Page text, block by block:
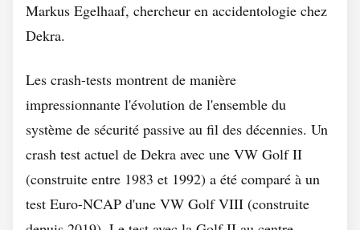
Markus Egelhaaf, chercheur en accidentologie chez
Dekra.
Les crash-tests montrent de manière
impressionnante l'évolution de l'ensemble du
système de sécurité passive au fil des décennies. Un
crash test actuel de Dekra avec une VW Golf II
(construite entre 1983 et 1992) a été comparé à un
test Euro-NCAP d'une VW Golf VIII (construite